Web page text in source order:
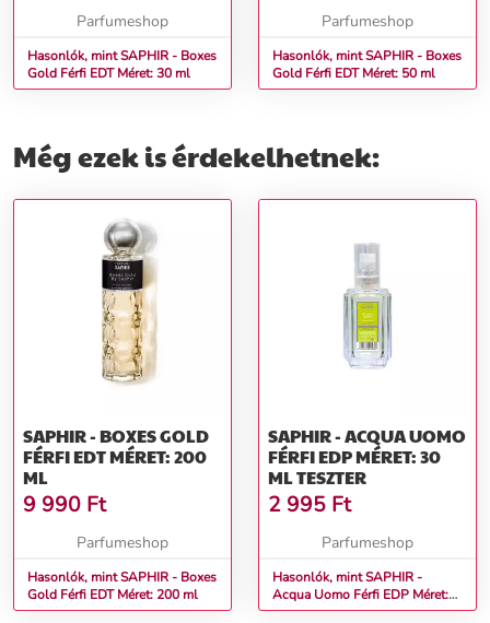
Parfumeshop
Hasonlók, mint SAPHIR - Boxes
Gold Férfi EDT Méret: 30 ml
Parfumeshop
Hasonlók, mint SAPHIR - Boxes
Gold Férfi EDT Méret: 50 ml
Még ezek is érdekelhetnek:
SAPHIR - BOXES GOLD
FÉRFI EDT MÉRET: 200
ML
9 990 Ft
Parfumeshop
Hasonlók, mint SAPHIR - Boxes
Gold Férfi EDT Méret: 200 ml
SAPHIR - ACQUA UOMO
FÉRFI EDP MÉRET: 30
ML TESZTER
2 995 Ft
Parfumeshop
Hasonlók, mint SAPHIR -
Acqua Uomo Férfi EDP Méret:
30 ml teszter